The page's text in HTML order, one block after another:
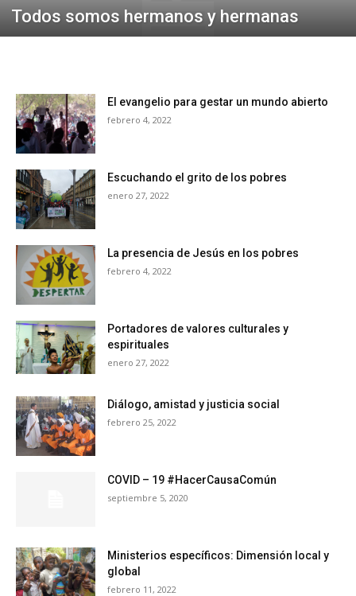
Todos somos hermanos y hermanas
El evangelio para gestar un mundo abierto
febrero 4, 2022
Escuchando el grito de los pobres
enero 27, 2022
La presencia de Jesús en los pobres
febrero 4, 2022
Portadores de valores culturales y
espirituales
enero 27, 2022
Diálogo, amistad y justicia social
febrero 25, 2022
COVID – 19 #HacerCausaComún
septiembre 5, 2020
Ministerios específicos: Dimensión local y
global
febrero 11, 2022